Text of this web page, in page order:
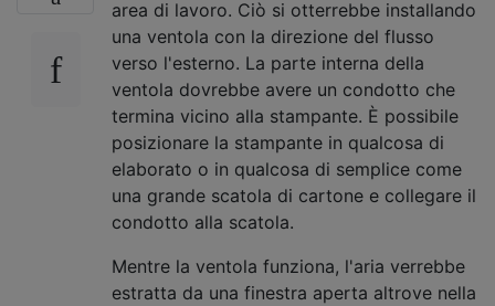
area di lavoro. Ciò si otterrebbe installando
una ventola con la direzione del flusso
verso l'esterno. La parte interna della
ventola dovrebbe avere un condotto che
termina vicino alla stampante. È possibile
posizionare la stampante in qualcosa di
elaborato o in qualcosa di semplice come
una grande scatola di cartone e collegare il
condotto alla scatola.
Mentre la ventola funziona, l'aria verrebbe
estratta da una finestra aperta altrove nella